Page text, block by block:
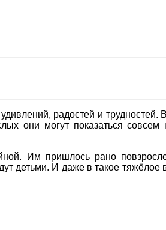
радостей и
они могут показаться
Им пришлось рано
детьми. И даже в такое